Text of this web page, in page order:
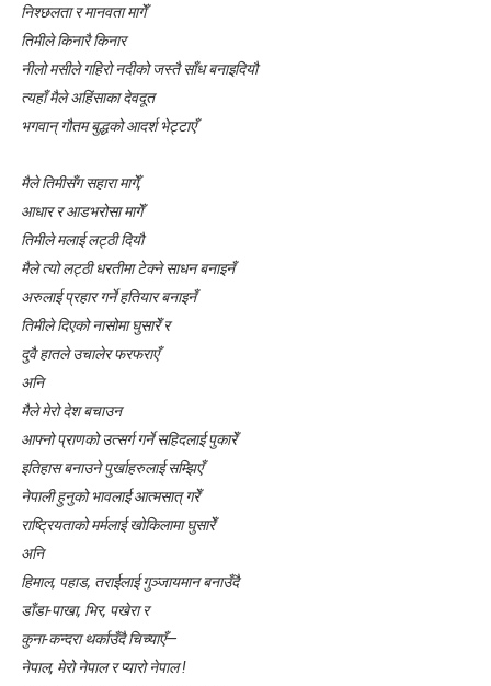
निश्छलता र मानवता मागेँ
तिमीले किनारै किनार
नीलो मसीले गहिरो नदीको जस्तै साँध बनाइदियौ
त्यहाँ मैले अहिंसाका देवदूत
भगवान् गौतम बुद्धको आदर्श भेट्टाएँ
मैले तिमीसँग सहारा मागेँ,
आधार र आडभरोसा मागेँ
तिमीले मलाई लट्ठी दियौ
मैले त्यो लट्ठी धरतीमा टेक्ने साधन बनाइनँ
अरुलाई प्रहार गर्ने हतियार बनाइनँ
तिमीले दिएको नासोमा घुसारेँ र
दुवै हातले उचालेर फरफराएँ
अनि
मैले मेरो देश बचाउन
आफ्नो प्राणको उत्सर्ग गर्ने सहिदलाई पुकारेँ
इतिहास बनाउने पुर्खाहरुलाई सम्झिएँ
नेपाली हुनुको भावलाई आत्मसात् गरेँ
राष्ट्रियताको मर्मलाई खोकिलामा घुसारेँ
अनि
हिमाल, पहाड, तराईलाई गुञ्जायमान बनाउँदै
डाँडा-पाखा, भिर, पखेरा र
कुना-कन्दरा थर्काउँदै चिच्याएँ—
नेपाल, मेरो नेपाल र प्यारो नेपाल !